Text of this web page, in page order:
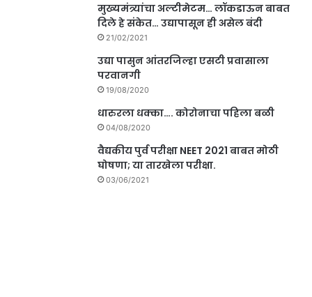
मुख्यमंत्र्यांचा अल्टीमेटम… लॉकडाऊन बाबत
दिले हे संकेत… उद्यापासून ही असेल बंदी
21/02/2021
उद्या पासुन आंतरजिल्हा एसटी प्रवासाला
परवानगी
19/08/2020
धारुरला धक्का…. कोरोनाचा पहिला बळी
04/08/2020
वैद्यकीय पुर्व परीक्षा NEET 2021 बाबत मोठी
घोषणा; या तारखेला परीक्षा.
03/06/2021